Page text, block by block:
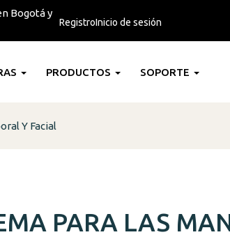
Bogotá y
RegistroInicio de sesión
PRODUCTOS SOPORTE
Y Facial
PARA LAS